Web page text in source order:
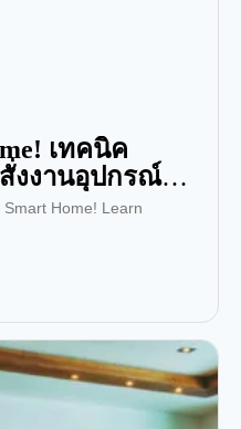
เทคนิค
งงานอุปกรณ์
าด Home! Learn